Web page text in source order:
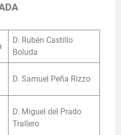
D. Rubén Castillo
Boluda
D. Samuel Peña Rizzo
D. Miguel del Prado
Trallero